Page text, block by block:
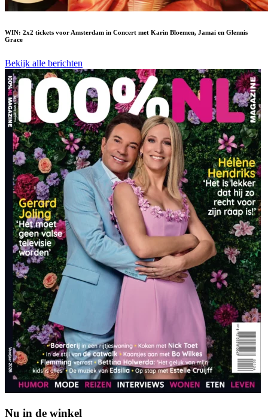
WIN: 2x2 tickets voor Amsterdam in Concert met Karin Bloemen, Jamai en Glennis
Grace
Bekijk alle berichten
Nu in de winkel